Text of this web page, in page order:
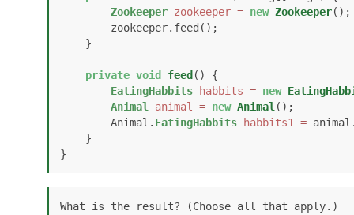
Zookeeper zookeeper = new Zookeeper();
private void feed ()
{
EatingHabbits
habbits = new
Animal animal = new Animal();
        Animal.
EatingHabbits habbits1 =
}
What is the result? (Choose all that apply.)